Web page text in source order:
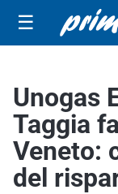
☰
Unogas
Taggia
Veneto:
del